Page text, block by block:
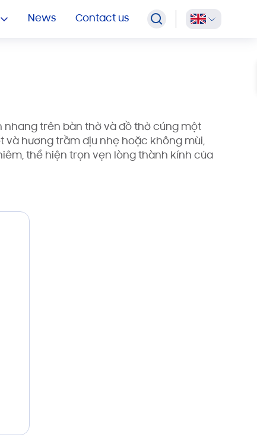
OEM Multipurpose Wipes
News Contact us
nhang trên bàn thờ và đồ thờ cúng một
và hương trầm dịu nhẹ hoặc không mùi,
thể hiện trọn vẹn lòng thành kính của